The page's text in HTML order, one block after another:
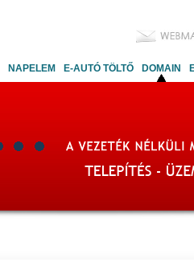
NAPELEM E-AUTÓ TÖLTŐ DOMAIN